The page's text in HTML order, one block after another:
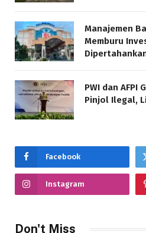
Manajemen
Memburu
PWI dan AFPI
Pinjol Ilegal,
Facebook
Instagram
Don't Miss